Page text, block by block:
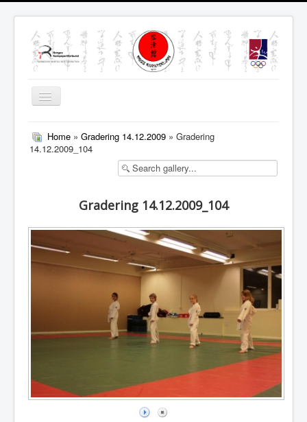
Skjul/Vis
navigasjon
Home » Gradering 14.12.2009 » Gradering
14.12.2009_104
Gradering 14.12.2009_104